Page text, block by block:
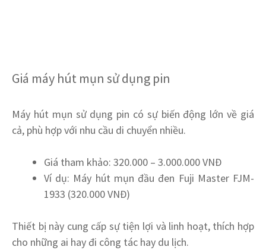
Giá máy hút mụn sử dụng pin
Máy hút mụn sử dụng pin có sự biến động lớn về giá
cả, phù hợp với nhu cầu di chuyển nhiều.
Giá tham khảo: 320.000 – 3.000.000 VNĐ
Ví dụ: Máy hút mụn đầu đen Fuji Master FJM-
1933 (320.000 VNĐ)
Thiết bị này cung cấp sự tiện lợi và linh hoạt, thích hợp
cho những ai hay đi công tác hay du lịch.